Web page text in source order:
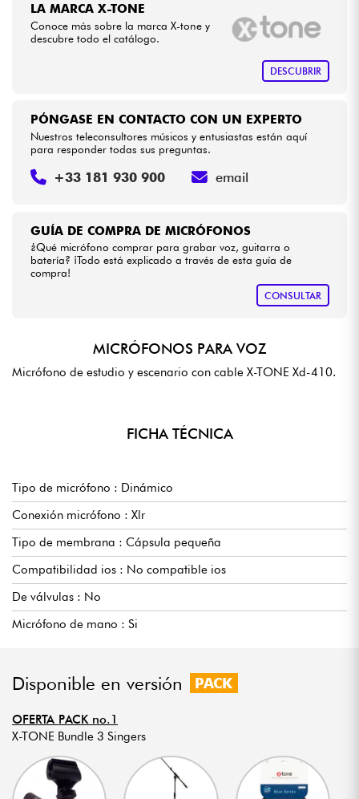
Ver nuestras marcas
• Music LYON
LA MARCA X-TONE
Conoce más sobre la marca X-tone y
descubre todo el catálogo.
DESCUBRIR
GUÍA DE COMPRA DE MICRÓFONOS
¿Qué micrófono comprar para grabar voz, guitarra o
batería? ¡Todo está explicado a través de esta guía de
compra!
CONSULTAR
PÓNGASE EN CONTACTO CON UN EXPERTO
Nuestros teleconsultores músicos y entusiastas están aquí
para responder todas sus preguntas.
+33 181 930 900 email
MICRÓFONOS PARA VOZ
Micrófono de estudio y escenario con cable X-TONE Xd-410.
FICHA TÉCNICA
Tipo de micrófono : Dinámico
Conexión micrófono : Xlr
Tipo de membrana : Cápsula pequeña
Compatibilidad ios : No compatible ios
De válvulas : No
Micrófono de mano : Si
Disponible en versión PACK
OFERTA PACK no.1
X-TONE Bundle 3 Singers